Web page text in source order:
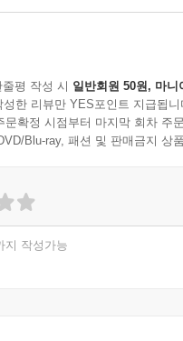
평 작성 시 일반회원 50원, 마니
한 리뷰만 YES포인트 지급됩니
문확정 시점부터 마지막 회차 주
Blu-ray, 패션 및 판매금지 상
지 작성가능